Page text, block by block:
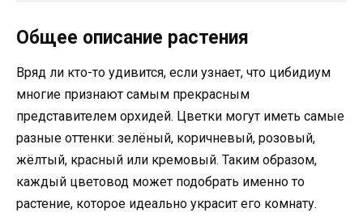
Общее описание растения
Вряд ли кто-то удивится, если узнает, что цибидиум
многие признают самым прекрасным
представителем орхидей. Цветки могут иметь самые
разные оттенки: зелёный, коричневый, розовый,
жёлтый, красный или кремовый. Таким образом,
каждый цветовод может подобрать именно то
растение, которое идеально украсит его комнату.